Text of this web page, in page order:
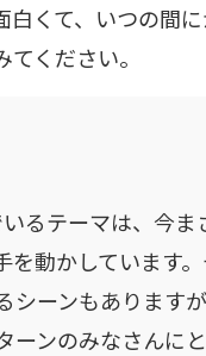
くて、いつの間
ください。
るテーマは、今
を動かしています
シーンもあります
ーンのみなさんに